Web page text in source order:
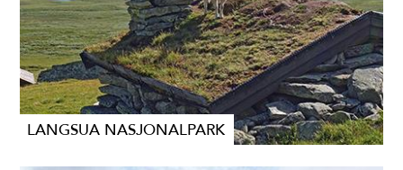
LANGSUA NASJONALPARK